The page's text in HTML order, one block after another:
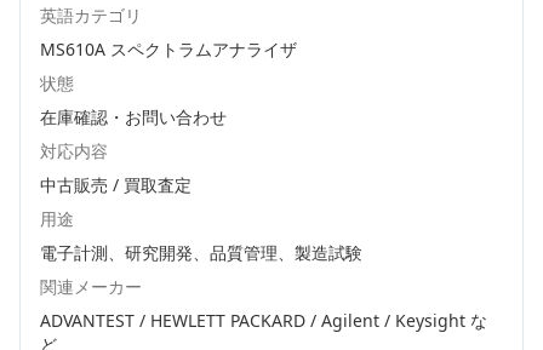
英語カテゴリ
MS610A スペクトラムアナライザ
状態
在庫確認・お問い合わせ
対応内容
中古販売 / 買取査定
用途
電子計測、研究開発、品質管理、製造試験
関連メーカー
ADVANTEST / HEWLETT PACKARD / Agilent / Keysight な
ど